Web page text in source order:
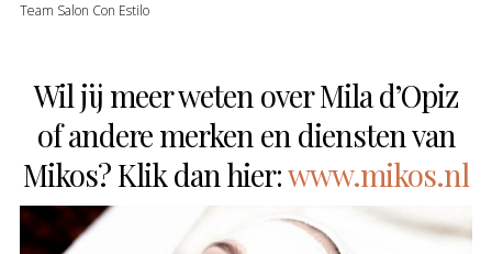
Team Salon Con Estilo
Wil jij meer weten over Mila d’Opiz
of andere merken en diensten van
Mikos? Klik dan hier:www.mikos.nl